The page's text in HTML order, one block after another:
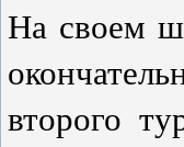
На своем
второго